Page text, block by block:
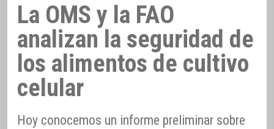
La OMS y la FAO
analizan la seguridad de
los alimentos de cultivo
celular
Hoy conocemos un informe preliminar sobre